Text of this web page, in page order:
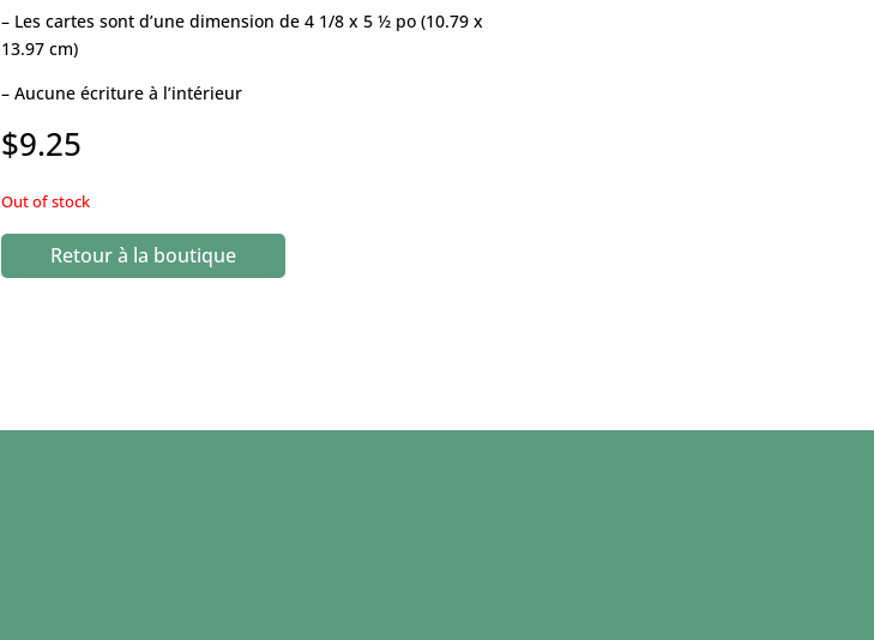
– Les cartes sont d’une dimension de 4 1/8 x 5 ½ po (10.79 x
13.97 cm)
– Aucune écriture à l’intérieur
$9.25
Out of stock
Retour à la boutique